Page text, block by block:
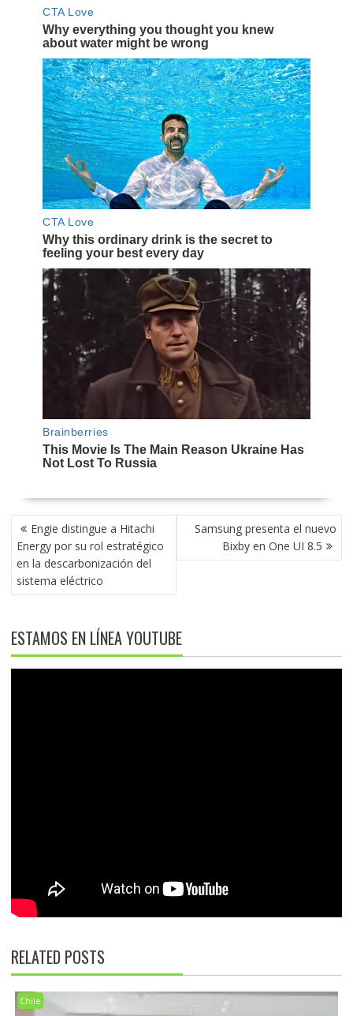
NAVEGACIÓN
DE
ENTRADAS
Engie distingue a Hitachi
Energy por su rol estratégico
en la descarbonización del
sistema eléctrico
Samsung presenta el nuevo
Bixby en One UI 8.5
ESTAMOS EN LÍNEA YOUTUBE
RELATED POSTS
Chile